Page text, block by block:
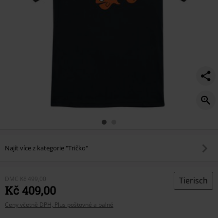
Najít více z kategorie "Tričko"
DMC Kč 499,00
Kč 409,00
Ceny včetně DPH, Plus poštovné a balné
Tierisch